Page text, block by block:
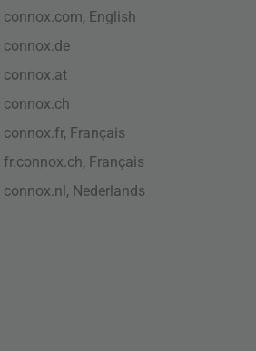
connox.com, English
connox.de
connox.at
connox.ch
connox.fr, Français
fr.connox.ch, Français
connox.nl, Nederlands